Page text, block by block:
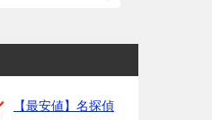
【最安値】名探偵